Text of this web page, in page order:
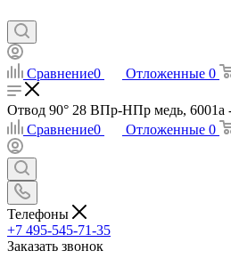
Сравнение0 Отложенные 0
Отвод 90° 28 ВПр-НПр медь, 6001a
Сравнение0 Отложенные 0
Телефоны
+7 495-545-71-35
Заказать звонок